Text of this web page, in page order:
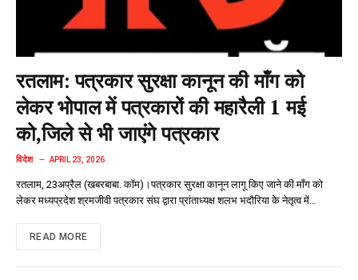
रतलाम: पत्रकार सुरक्षा कानून की माँग को
लेकर भोपाल में पत्रकारों की महारैली 1 मई‌
को,जिले से भी जाएंगे पत्रकार
विदेश APRIL 23, 2026
रतलाम, 23अप्रैल (खबरबाबा. कॉम)।पत्रकार सुरक्षा कानून लागू किए जाने की माँग को
लेकर मध्यप्रदेश श्रमजीवी पत्रकार संघ द्वारा प्रांताध्यक्ष शलभ भदौरिया के नेतृत्व में…
READ MORE